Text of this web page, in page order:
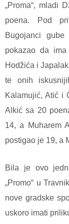
„Proma“, mladi
poena. Pod
Bugojanci
pokazao da
Hodžića i
te onih
Kalamujić, Atić i
Alkić sa 20
14, a Muharem
postigao je 19, a
Bila je ovo
„Promo“ u
nove gradske
uskoro imati